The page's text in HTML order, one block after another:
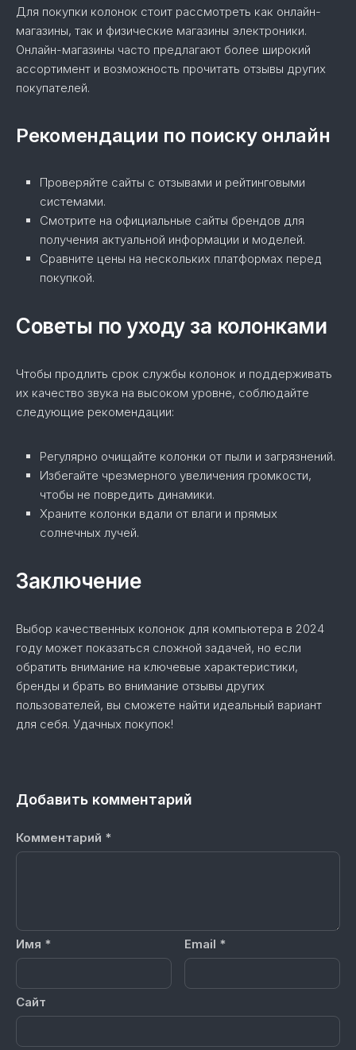
Для покупки колонок стоит рассмотреть как онлайн-
магазины, так и физические магазины электроники.
Онлайн-магазины часто предлагают более широкий
ассортимент и возможность прочитать отзывы других
покупателей.
Рекомендации по поиску онлайн
Проверяйте сайты с отзывами и рейтинговыми
системами.
Смотрите на официальные сайты брендов для
получения актуальной информации и моделей.
Сравните цены на нескольких платформах перед
покупкой.
Советы по уходу за колонками
Чтобы продлить срок службы колонок и поддерживать
их качество звука на высоком уровне, соблюдайте
следующие рекомендации:
Регулярно очищайте колонки от пыли и загрязнений.
Избегайте чрезмерного увеличения громкости,
чтобы не повредить динамики.
Храните колонки вдали от влаги и прямых
солнечных лучей.
Заключение
Выбор качественных колонок для компьютера в 2024
году может показаться сложной задачей, но если
обратить внимание на ключевые характеристики,
бренды и брать во внимание отзывы других
пользователей, вы сможете найти идеальный вариант
для себя. Удачных покупок!
Добавить комментарий
Комментарий *
Имя * Email *
Сайт